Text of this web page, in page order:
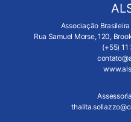
Associação
Rua Samuel Morse, 120,
(+55)